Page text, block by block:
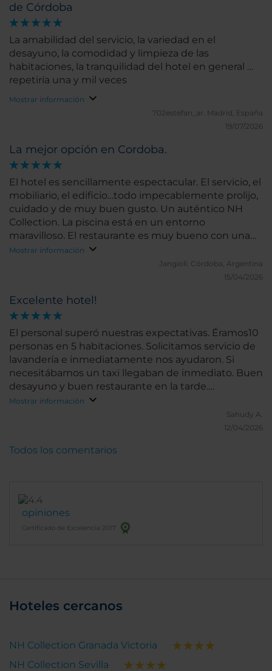
de Córdoba
La amabilidad del servicio, la variedad en el
desayuno, la comodidad y limpieza de las
habitaciones, la tranquilidad del hotel en general …
repetiría una y mil veces
Mostrar información
702estefan_ar. Madrid, España
19/07/2026
La mejor opción en Cordoba.
El hotel es sencillamente espectacular. El servicio, el
mobiliario, el edificio…todo impecablemente prolijo,
cuidado y de muy buen gusto. Un auténtico NH
Collection. La piscina está en un entorno
maravilloso. El restaurante es muy bueno con una
carta amplia y los camareros te sugieren realmente
lo mejor de la misma. Un lugar encantador al q
Mostrar información
Jangioli. Córdoba, Argentina
15/04/2026
Excelente hotel!
El personal superó nuestras expectativas. Éramos10
personas en 5 habitaciones. Solicitamos servicio de
lavandería e inmediatamente nos ayudaron. Si
necesitábamos un taxi llegaban de inmediato. Buen
desayuno y buen restaurante en la tarde.
Localización excelente. Puedes ir caminando a
Mostrar información
Sahudy A.
12/04/2026
opiniones
Certificado de Excelencia 2017
Todos los comentarios
Hoteles cercanos
NH Collection Granada Victoria
NH Collection Sevilla